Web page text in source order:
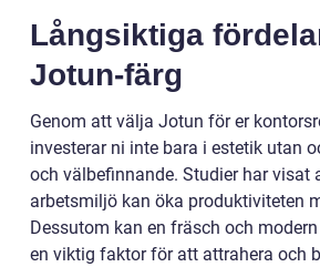
Långsiktiga
Jotun-färg
Genom att välja Jotun för er
investerar ni inte bara i estetik utan
och välbefinnande. Studier har visat
arbetsmiljö kan öka produktiviteten
Dessutom kan en fräsch och
en viktig faktor för att attrahera och